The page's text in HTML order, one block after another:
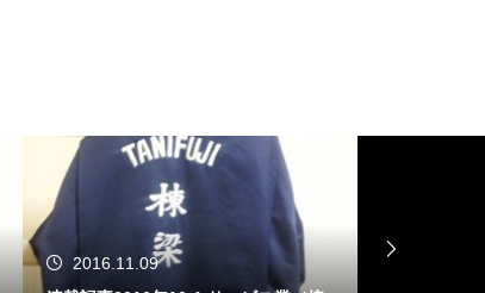
2016.11.09